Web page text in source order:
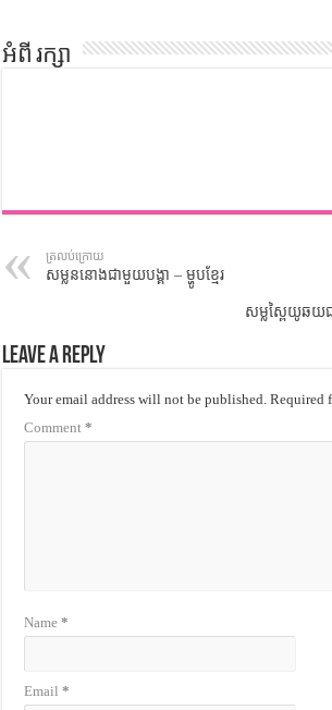
អំពី រក្សា
ត្រលប់ក្រោយ
សម្លននោងជាមួយបង្គា – ម្ហូបខ្មែរ
សម្លស្ពៃយូឆយជ
Leave a Reply
Your email address will not be published. Required
Comment*
Name*
Email*